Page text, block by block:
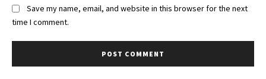
Save my name, email, and website in this browser for the next
time I comment.